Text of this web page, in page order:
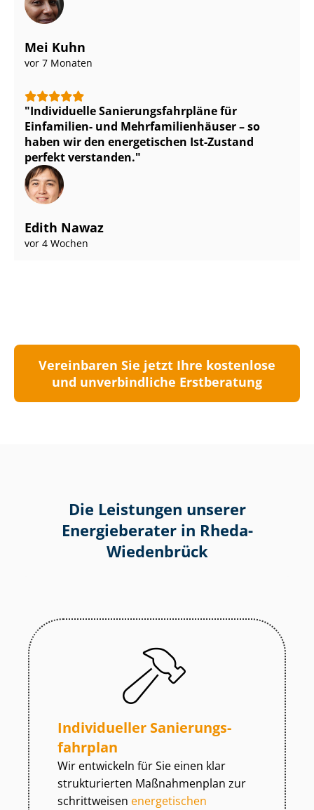
Mei Kuhn
vor 7 Monaten
Individuelle Sa­nie­rungs­fahr­plä­ne für
Einfamilien- und Mehr­fa­mi­li­en­häu­ser – so
haben wir den energetischen Ist-Zustand
perfekt verstanden.
Edith Nawaz
vor 4 Wochen
Vereinbaren Sie jetzt Ihre kostenlose
und unverbindliche Erstberatung
Die Leistungen unserer
Energieberater in Rheda-
Wiedenbrück
Individueller Sa­nie­rungs­
fahr­plan
Wir entwickeln für Sie einen klar
strukturierten Maßnahmenplan zur
schrittweisen energetischen